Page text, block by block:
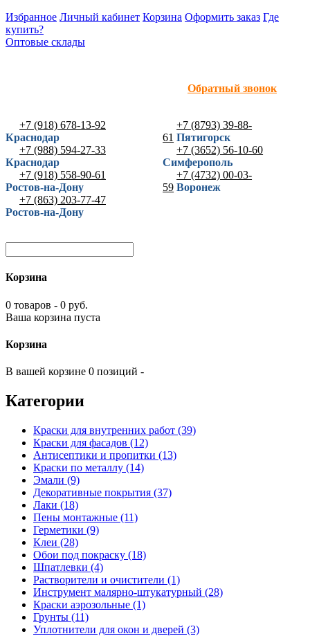
Избранное Личный кабинет Корзина Оформить заказ Где
купить?
Оптовые склады
Обратный звонок
+7 (918) 678-13-92
Краснодар
+7 (988) 594-27-33
Краснодар
+7 (918) 558-90-61
Ростов-на-Дону
+7 (863) 203-77-47
Ростов-на-Дону
+7 (8793) 39-88-
61 Пятигорск
+7 (3652) 56-10-60
Симферополь
+7 (4732) 00-03-
59 Воронеж
Корзина
0 товаров - 0 руб.
Ваша корзина пуста
Корзина
В вашей корзине 0 позиций -
Категории
Краски для внутренних работ (39)
Краски для фасадов (12)
Антисептики и пропитки (13)
Краски по металлу (14)
Эмали (9)
Декоративные покрытия (37)
Лаки (18)
Пены монтажные (11)
Герметики (9)
Клеи (28)
Обои под покраску (18)
Шпатлевки (4)
Растворители и очистители (1)
Инструмент малярно-штукатурный (28)
Краски аэрозольные (1)
Грунты (11)
Уплотнители для окон и дверей (3)